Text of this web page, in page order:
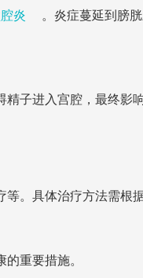
炎
。炎症蔓延到膀
子进入宫腔，最终影响
。具体治疗方法需根
重要措施。